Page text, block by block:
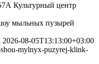
Культурный центр
мыльных пузырей
2026-08-05T13:13:00+03:00
shou-mylnyx-puzyrej-klink-